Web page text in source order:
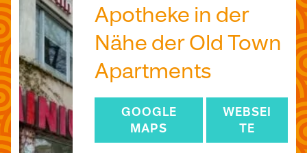
Apotheke in der
Nähe der Old Town
Apartments
GOOGLE
MAPS
WEBSEI
TE